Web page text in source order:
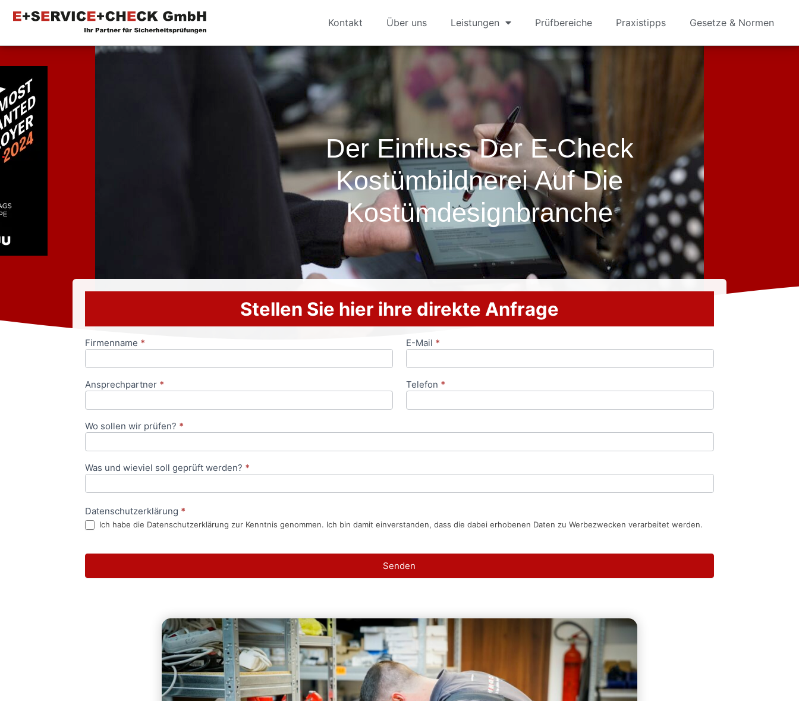
Kontakt Über uns Leistungen Prüfbereiche Praxistipps Gesetze & Normen
Der Einfluss Der E-Check
Kostümbildnerei Auf Die
Kostümdesignbranche
Stellen Sie hier ihre direkte Anfrage
Anfrageformular
Firmenname * E-Mail *
Ansprechpartner * Telefon *
Wo sollen wir prüfen? *
Was und wieviel soll geprüft werden? *
Datenschutzerklärung *
Ich habe die Datenschutzerklärung zur Kenntnis genommen. Ich bin damit einverstanden, dass die dabei erhobenen Daten zu Werbezwecken verarbeitet werden.
Senden